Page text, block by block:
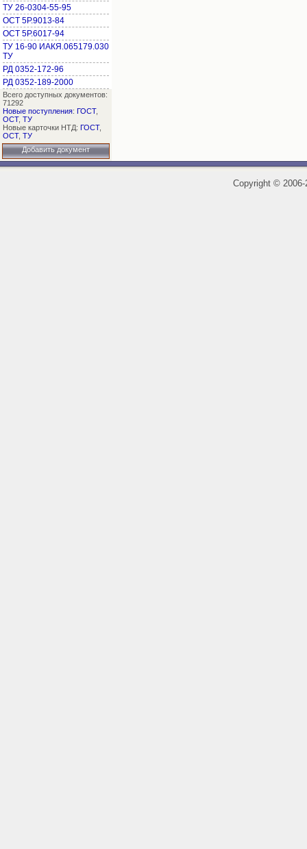
ТУ 26-0304-55-95
ОСТ 5Р.9013-84
ОСТ 5Р.6017-94
ТУ 16-90 ИАКЯ.065179.030
ТУ
РД 0352-172-96
РД 0352-189-2000
Всего доступных документов:
71292
Новые поступления: ГОСТ,
ОСТ, ТУ
Новые карточки НТД: ГОСТ,
ОСТ, ТУ
Добавить документ
Copyright ©